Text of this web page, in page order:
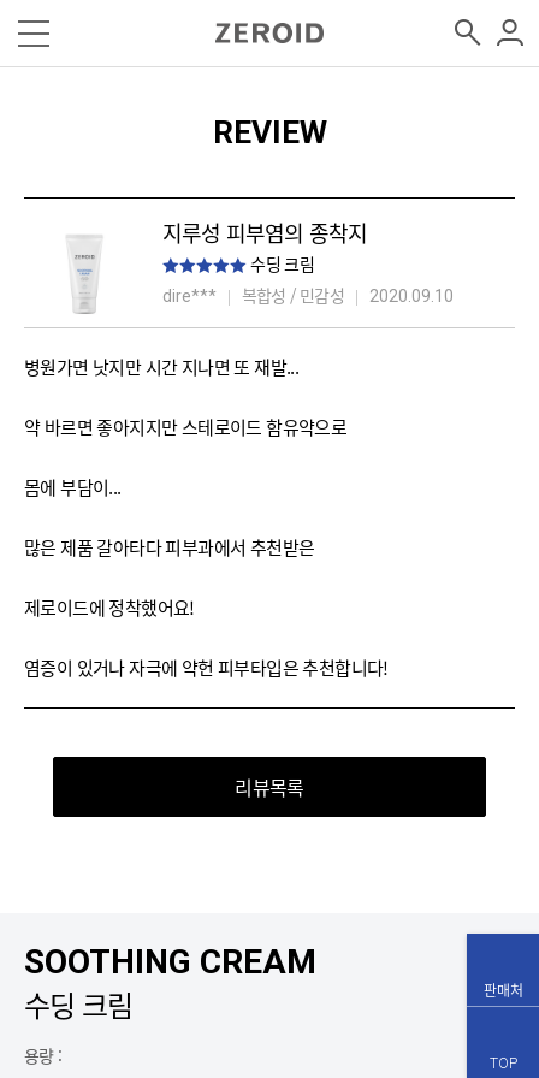
REVIEW
지루성 피부염의 종착지
수딩 크림
dire*** 복합성 / 민감성 2020.09.10
병원가면 낫지만 시간 지나면 또 재발...
약 바르면 좋아지지만 스테로이드 함유약으로
몸에 부담이...
많은 제품 갈아타다 피부과에서 추천받은
제로이드에 정착했어요!
염증이 있거나 자극에 약헌 피부타입은 추천합니다!
리뷰목록
SOOTHING CREAM
수딩 크림
용량 :
판매처
TOP